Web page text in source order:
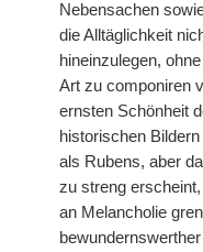
Nebensachen
die Alltäglichkeit
hineinzulegen,
Art zu componiren
ernsten Schönheit
historischen
als Rubens, aber
zu streng
an Melancholie